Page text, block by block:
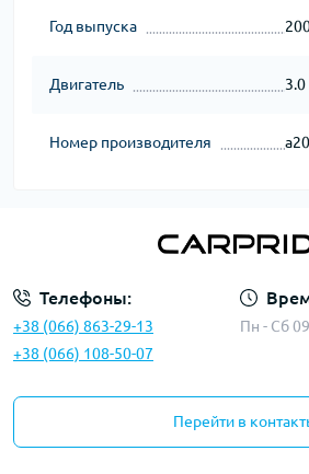
Год выпуска
Двигатель 3.0
Номер производителя
Телефоны:
+38 (066) 863-29-13
+38 (066) 108-50-07
Пн - Сб
Перейти в